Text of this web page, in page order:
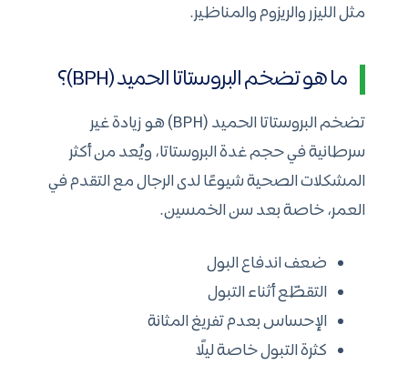
مثل الليزر والريزوم والمناظير.
ما هو تضخم البروستاتا الحميد (BPH)؟
تضخم البروستاتا الحميد (BPH) هو زيادة غير
سرطانية في حجم غدة البروستاتا، ويُعد من أكثر
المشكلات الصحية شيوعًا لدى الرجال مع التقدم في
العمر، خاصة بعد سن الخمسين.
ضعف اندفاع البول
التقطّع أثناء التبول
الإحساس بعدم تفريغ المثانة
كثرة التبول خاصة ليلًا